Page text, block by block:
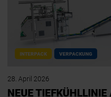
INTERPACK VERPACKUNG
28. April 2026
NEUE